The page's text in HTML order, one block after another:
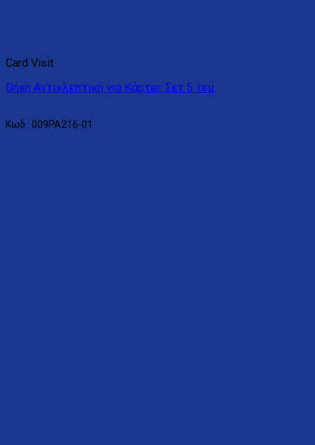
Card Visit
Θήκη Αντικλεπτική για Κάρτες Σετ 5 τεμ.
Κωδ.: 009PA216-01